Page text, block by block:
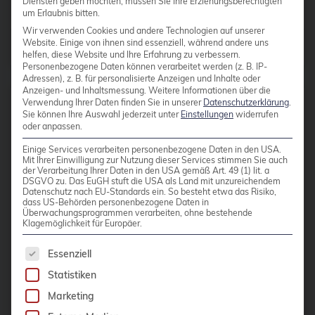
Daemonset
Daten-Tiering
Datenrettung
Datenschutz
DebConf
debconf24
debezium
Debian
debian 11
debian 13
debian release
DecompileD
Deployment
Beiträge vonMichael Banck
12 AUGUST 2020
PostgreSQL®13 Bits: Parallel
VACUUM
Hintergrund Mit PostgreSQL® 13
lernt das VACUUM–Kommando eine
neue Fähigkeit: Das parallele
Aufräumen von Indexen. VACUUM in
wesentlichen für mehrere wichtige
um Erlaubnis bitten.
Wir verwenden Cookies und andere Technologien auf unserer
Website. Einige von ihnen sind essenziell, während andere uns
helfen, diese Website und Ihre Erfahrung zu verbessern.
Personenbezogene Daten können verarbeitet werden (z. B. IP-
Adressen), z. B. für personalisierte Anzeigen und Inhalte oder
Anzeigen- und Inhaltsmessung. Weitere Informationen über die
Verwendung Ihrer Daten finden Sie in unserer Datenschutzerklärung.
Sie können Ihre Auswahl jederzeit unter Einstellungen widerrufen
oder anpassen.
Einige Services verarbeiten personenbezogene Daten in den USA.
Mit Ihrer Einwilligung zur Nutzung dieser Services stimmen Sie auch
der Verarbeitung Ihrer Daten in den USA gemäß Art. 49 (1) lit. a
DSGVO zu. Das EuGH stuft die USA als Land mit unzureichendem
Datenschutz nach EU-Standards ein. So besteht etwa das Risiko,
dass US-Behörden personenbezogene Daten in
Überwachungsprogrammen verarbeiten, ohne bestehende
Klagemöglichkeit für Europäer.
Es folgt eine Liste der Service-Gruppen, für die
Essenziell
Statistiken
Marketing